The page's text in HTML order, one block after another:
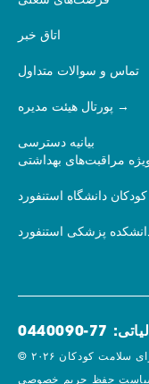
اتاق خبر
تماس و سوالات متداول
پورتال هیئت مدیره
بیانیه دسترسی
ویژه مراقبت‌های بهداشتی
دانشگاه استنفورد
پزشکی استنفورد
0440090